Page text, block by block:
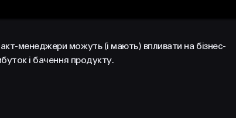
менеджери можуть (і мають) впливати на бізнес-
і бачення продукту.